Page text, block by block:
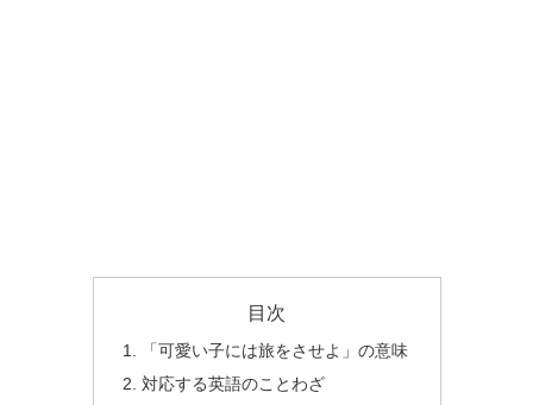
目次
「可愛い子には旅をさせよ」の意味
対応する英語のことわざ